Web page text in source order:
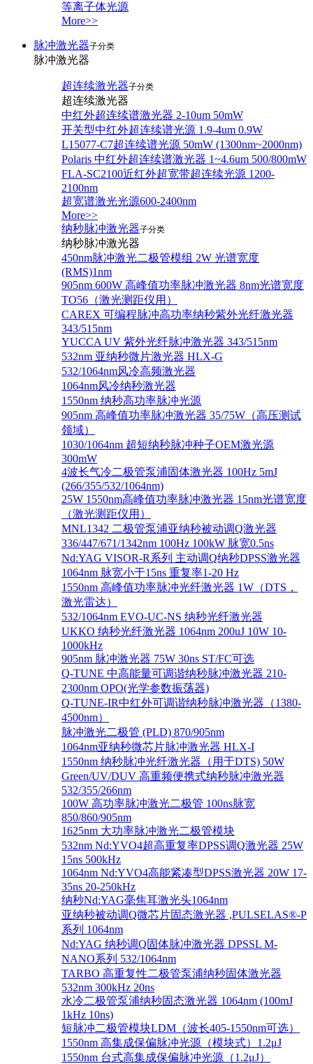
等离子体光源
More>>
脉冲激光器子分类
脉冲激光器
超连续激光器子分类
超连续激光器
中红外超连续谱激光器 2-10um 50mW
开关型中红外超连续谱光源 1.9-4um 0.9W
L15077-C7超连续谱光源 50mW (1300nm~2000nm)
Polaris 中红外超连续谱激光器 1~4.6um 500/800mW
FLA-SC2100近红外超宽带超连续光源 1200-
2100nm
超宽谱激光光源600-2400nm
More>>
纳秒脉冲激光器子分类
纳秒脉冲激光器
450nm脉冲激光二极管模组 2W 光谱宽度
(RMS)1nm
905nm 600W 高峰值功率脉冲激光器 8nm光谱宽度
TO56（激光测距仪用）
CAREX 可编程脉冲高功率纳秒紫外光纤激光器
343/515nm
YUCCA UV 紫外光纤脉冲激光器 343/515nm
532nm 亚纳秒微片激光器 HLX-G
532/1064nm风冷高频激光器
1064nm风冷纳秒激光器
1550nm 纳秒高功率脉冲光源
905nm 高峰值功率脉冲激光器 35/75W（高压测试
领域）
1030/1064nm 超短纳秒脉冲种子OEM激光源
300mW
4波长气冷二极管泵浦固体激光器 100Hz 5mJ
(266/355/532/1064nm)
25W 1550nm高峰值功率脉冲激光器 15nm光谱宽度
（激光测距仪用）
MNL1342 二极管泵浦亚纳秒被动调Q激光器
336/447/671/1342nm 100Hz 100kW 脉宽0.5ns
Nd:YAG VISOR-R系列 主动调Q纳秒DPSS激光器
1064nm 脉宽小于15ns 重复率1-20 Hz
1550nm 高峰值功率脉冲光纤激光器 1W（DTS，
激光雷达）
532/1064nm EVO-UC-NS 纳秒光纤激光器
UKKO 纳秒光纤激光器 1064nm 200uJ 10W 10-
1000kHz
905nm 脉冲激光器 75W 30ns ST/FC可选
Q-TUNE 中高能量可调谐纳秒脉冲激光器 210-
2300nm OPO(光学参数振荡器)
Q-TUNE-IR中红外可调谐纳秒脉冲激光器（1380-
4500nm）
脉冲激光二极管 (PLD) 870/905nm
1064nm亚纳秒微芯片脉冲激光器 HLX-I
1550nm 纳秒脉冲光纤激光器（用于DTS) 50W
Green/UV/DUV 高重频便携式纳秒脉冲激光器
532/355/266nm
100W 高功率脉冲激光二极管 100ns脉宽
850/860/905nm
1625nm 大功率脉冲激光二极管模块
532nm Nd:YVO4超高重复率DPSS调Q激光器 25W
15ns 500kHz
1064nm Nd:YVO4高能紧凑型DPSS激光器 20W 17-
35ns 20-250kHz
纳秒Nd:YAG毫焦耳激光头1064nm
亚纳秒被动调Q微芯片固态激光器 ,PULSELAS®-P
系列 1064nm
Nd:YAG 纳秒调Q固体脉冲激光器 DPSSL M-
NANO系列 532/1064nm
TARBO 高重复性二极管泵浦纳秒固体激光器
532nm 300kHz 20ns
水冷二极管泵浦纳秒固态激光器 1064nm (100mJ
1kHz 10ns)
短脉冲二极管模块LDM（波长405-1550nm可选）
1550nm 高集成保偏脉冲光源（模块式）1.2μJ
1550nm 台式高集成保偏脉冲光源（1.2μJ）